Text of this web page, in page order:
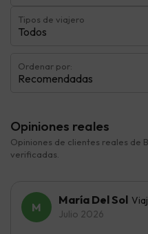
Tipos de viajero
Todos
Ordenar por:
Recomendadas
Opiniones reales
Opiniones de clientes reales de
verificadas.
María Del Sol
Julio 2026